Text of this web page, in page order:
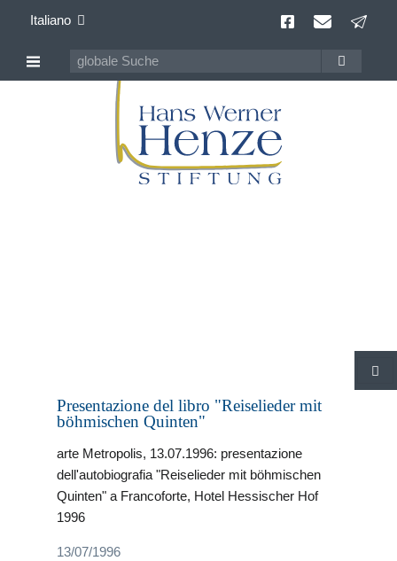
Italiano
Presentazione del libro "Reiselieder mit
böhmischen Quinten"
arte Metropolis, 13.07.1996: presentazione
dell'autobiografia "Reiselieder mit böhmischen
Quinten" a Francoforte, Hotel Hessischer Hof
1996
13/07/1996